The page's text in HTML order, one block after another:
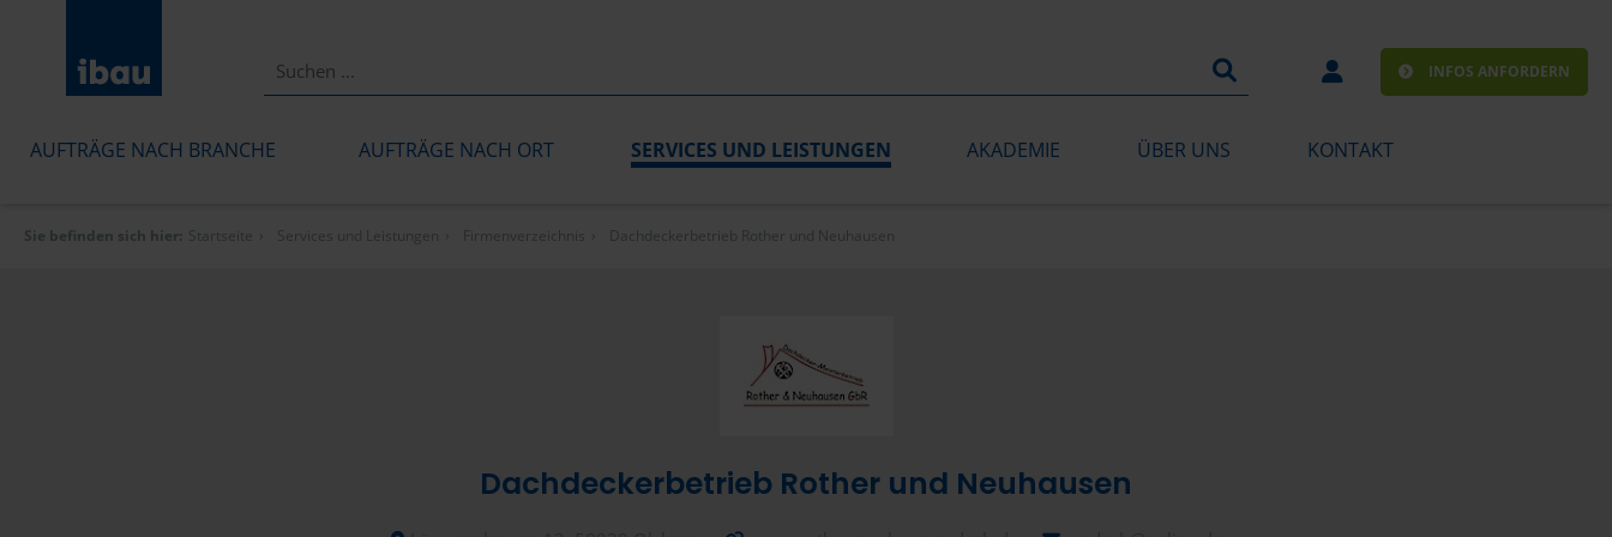
AUFTRÄGE NACH BRANCHE AUFTRÄGE NACH ORT SERVICES UND LEISTUNGEN AKADEMIE ÜBER UNS KONTAKT
INFOS ANFORDERN
Sie befinden sich hier: Startseite Services und Leistungen Firmenverzeichnis Dachdeckerbetrieb Rother und Neuhausen
Dachdeckerbetrieb Rother und Neuhausen